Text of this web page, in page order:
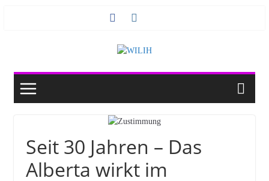
Seit 30 Jahren – Das
Alberta wirkt im